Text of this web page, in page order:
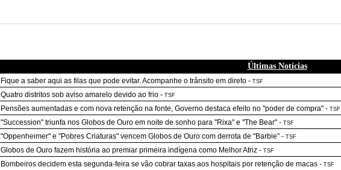
Últimas Notícias
Fique a saber aqui as filas que pode evitar. Acompanhe o trânsito em direto - TSF
Quatro distritos sob aviso amarelo devido ao frio - TSF
Pensões aumentadas e com nova retenção na fonte, Governo destaca efeito no "poder de compra" - TSF
"Succession" triunfa nos Globos de Ouro em noite de sonho para "Rixa" e "The Bear" - TSF
"Oppenheimer" e "Pobres Criaturas" vencem Globos de Ouro com derrota de "Barbie" - TSF
Globos de Ouro fazem história ao premiar primeira indígena como Melhor Atriz - TSF
Bombeiros decidem esta segunda-feira se vão cobrar taxas aos hospitais por retenção de macas - TSF